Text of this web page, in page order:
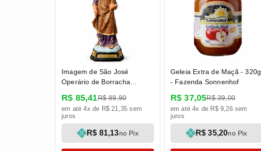
Imagem de São José
Operário de Borracha
R$ 85,41R$ 89,90
R$ 81,13no Pix
em até 4x de R$ 21,35 sem
juros
Geleia Extra de Maçã - 320g
- Fazenda Sonnenhof
R$ 37,05R$ 39,00
R$ 35,20no Pix
em até 4x de R$ 9,26 sem
juros